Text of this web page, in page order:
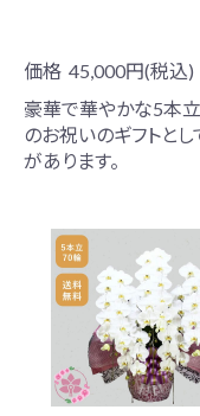
価格 45,000円(税込)
豪華で華やかな5本立
のお祝いのギフトと
があります。